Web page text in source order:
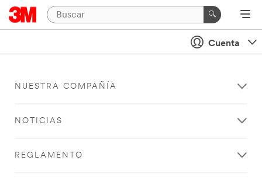
Cuenta
NUESTRA COMPAÑÍA
NOTICIAS
REGLAMENTO